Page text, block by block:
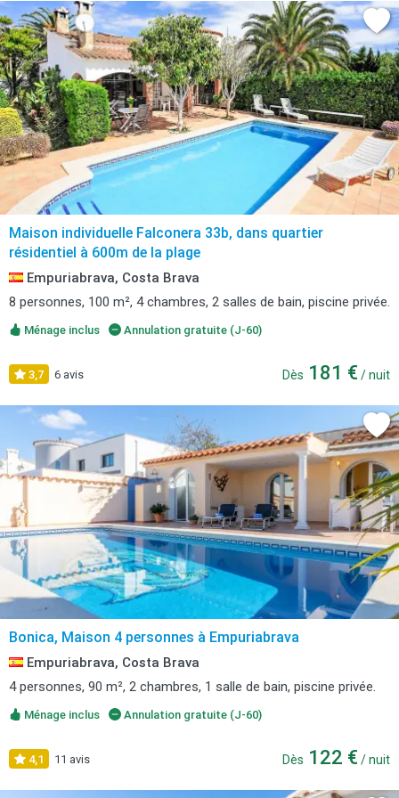
Maison individuelle Falconera 33b, dans quartier
résidentiel à 600m de la plage
Empuriabrava, Costa Brava
8 personnes, 100 m², 4 chambres, 2 salles de bain, piscine privée.
Ménage inclus Annulation gratuite (J-60)
3,7 6 avis Dès 181 € / nuit
Bonica, Maison 4 personnes à Empuriabrava
Empuriabrava, Costa Brava
4 personnes, 90 m², 2 chambres, 1 salle de bain, piscine privée.
Ménage inclus Annulation gratuite (J-60)
4,1 11 avis Dès 122 € / nuit